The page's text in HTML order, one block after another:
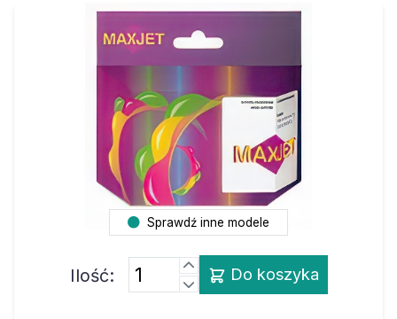
Sprawdź inne modele
Ilość: Do koszyka